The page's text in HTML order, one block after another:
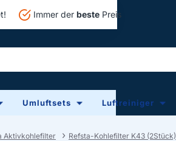
Immer der beste Preis
Umluftsets Luftreiniger
Aktivkohlefilter Refsta-Kohlefilter K43 (2Stück)